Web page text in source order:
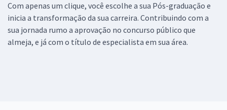
Com apenas um clique, você escolhe a sua Pós-graduação e
inicia a transformação da sua carreira. Contribuindo com a
sua jornada rumo a aprovação no concurso público que
almeja, e já com o título de especialista em sua área.